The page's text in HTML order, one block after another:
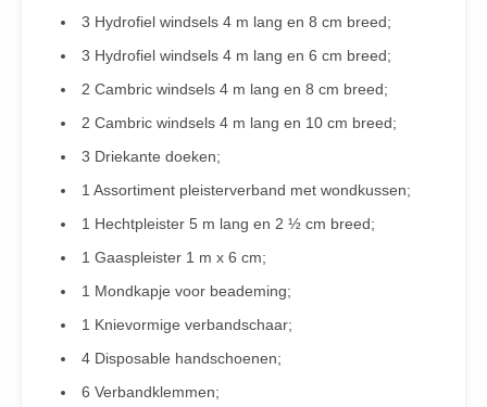
3 Hydrofiel windsels 4 m lang en 8 cm breed;
3 Hydrofiel windsels 4 m lang en 6 cm breed;
2 Cambric windsels 4 m lang en 8 cm breed;
2 Cambric windsels 4 m lang en 10 cm breed;
3 Driekante doeken;
1 Assortiment pleisterverband met wondkussen;
1 Hechtpleister 5 m lang en 2 ½ cm breed;
1 Gaaspleister 1 m x 6 cm;
1 Mondkapje voor beademing;
1 Knievormige verbandschaar;
4 Disposable handschoenen;
6 Verbandklemmen;